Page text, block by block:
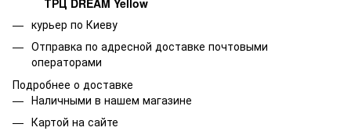
курьер по Киеву
Отправка по адресной доставке почтовыми
операторами
Подробнее о доставке
Наличными в нашем магазине
Картой на сайте